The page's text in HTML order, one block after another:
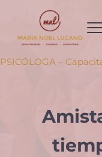
PSICÓLOGA –